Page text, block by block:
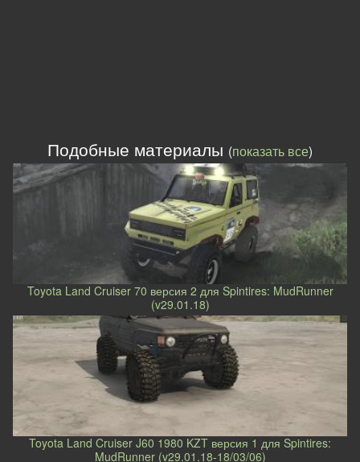
Подобные материалы (показать все)
Toyota Land Cruiser 70 версия 2 для Spintires: MudRunner
(v29.01.18)
Toyota Land Cruiser J60 1980 KZT версия 1 для Spintires:
MudRunner (v29.01.18-18/03/06)